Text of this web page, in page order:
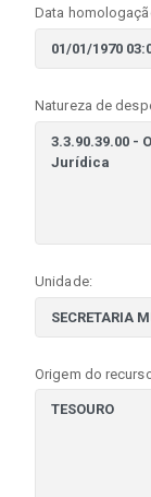
Data
Natureza de
Unidade:
Origem do